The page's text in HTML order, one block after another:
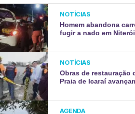
NOTÍCIAS
Homem abandona
fugir a nado em Niterói
NOTÍCIAS
Obras de restauração
Praia de Icaraí
AGENDA